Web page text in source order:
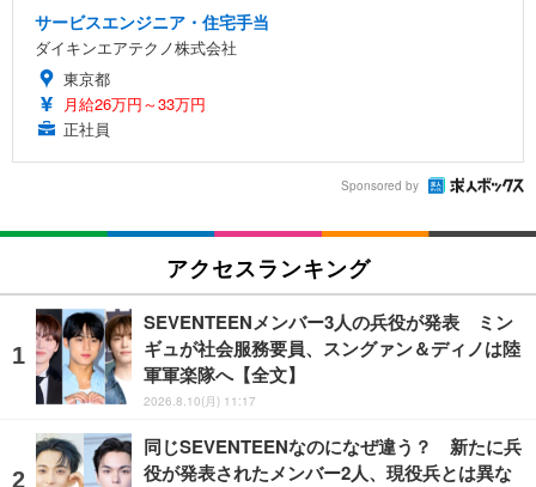
サービスエンジニア・住宅手当
ダイキンエアテクノ株式会社
東京都
月給26万円～33万円
正社員
Sponsored by
アクセスランキング
SEVENTEENメンバー3人の兵役が発表 ミン
ギュが社会服務要員、スングァン＆ディノは陸
軍軍楽隊へ【全文】
2026.8.10(月) 11:17
同じSEVENTEENなのになぜ違う？ 新たに兵
役が発表されたメンバー2人、現役兵とは異な